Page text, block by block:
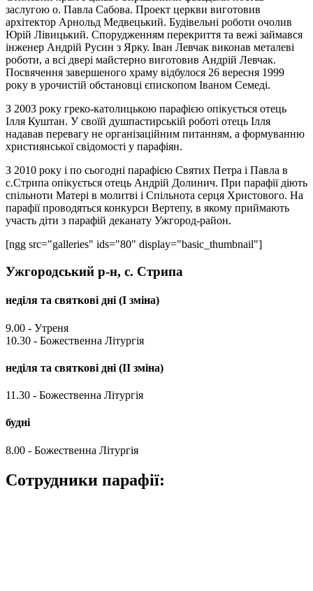
заслугою о. Павла Сабова. Проект церкви виготовив
архітектор Арнольд Медвецький. Будівельні роботи очолив
Юрій Лівицький. Спорудженням перекриття та вежі займався
інженер Андрій Русин з Ярку. Іван Левчак виконав металеві
роботи, а всі двері майстерно виготовив Андрій Левчак.
Посвячення завершеного храму відбулося 26 вересня 1999
року в урочистій обстановці єпископом Іваном Семеді.
З 2003 року греко-католицькою парафією опікується отець
Ілля Куштан. У своїй душпастирській роботі отець Ілля
надавав перевагу не організаційним питанням, а формуванню
християнської свідомості у парафіян.
З 2010 року і по сьогодні парафією Святих Петра і Павла в
с.Стрипа опікується отець Андрій Долинич. При парафії діють
спільноти Матері в молитві і Спільнота серця Христового. На
парафії проводяться конкурси Вертепу, в якому приймають
участь діти з парафій деканату Ужгород-район.
[ngg src="galleries" ids="80" display="basic_thumbnail"]
Ужгородський р-н, с. Стрипа
неділя та святкові дні (І зміна)
9.00 - Утреня
10.30 - Божественна Літургія
неділя та святкові дні (ІІ зміна)
11.30 - Божественна Літургія
будні
8.00 - Божественна Літургія
Сотрудники парафії: